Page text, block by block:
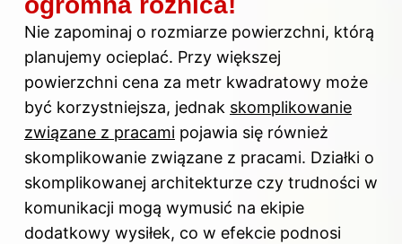
Nie zapominaj o rozmiarze powierzchni, którą
planujemy ocieplać. Przy większej
powierzchni cena za metr kwadratowy może
być korzystniejsza, jednak skomplikowanie
związane z pracami pojawia się również
skomplikowanie związane z pracami. Działki o
skomplikowanej architekturze czy trudności w
komunikacji mogą wymusić na ekipie
dodatkowy wysiłek, co w efekcie podnosi